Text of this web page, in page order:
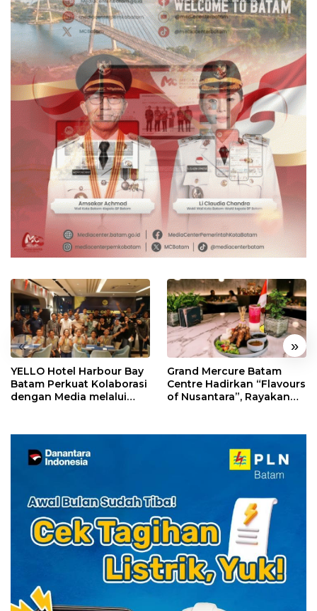
« »
YELLO Hotel Harbour Bay
Batam Perkuat Kolaborasi
dengan Media melalui
Grand Mercure Batam
Centre Hadirkan “Flavours
of Nusantara”, Rayakan